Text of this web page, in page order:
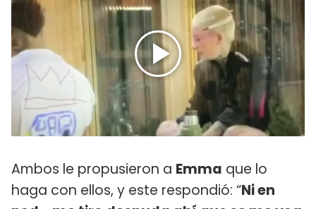
Ambos le propusieron a Emma que lo
haga con ellos, y este respondió: “Ni en